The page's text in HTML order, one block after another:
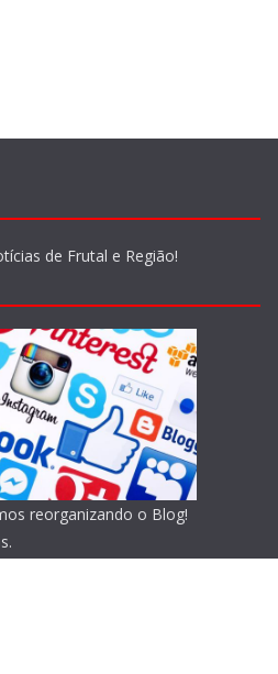
de Frutal e Região!
reorganizando o Blog!